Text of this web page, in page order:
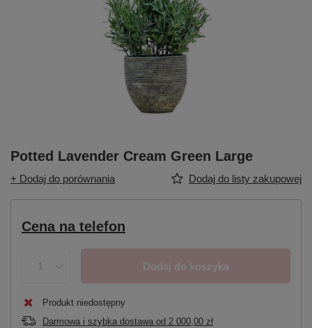
Potted Lavender Cream Green Large
+ Dodaj do porównania Dodaj do listy zakupowej
Cena na telefon
Dodaj do koszyka
Produkt niedostępny
Darmowa i szybka dostawa od 2 000,00 zł